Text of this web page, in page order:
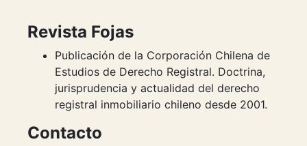
Revista Fojas
Publicación de la Corporación Chilena de
Estudios de Derecho Registral. Doctrina,
jurisprudencia y actualidad del derecho
registral inmobiliario chileno desde 2001.
Contacto